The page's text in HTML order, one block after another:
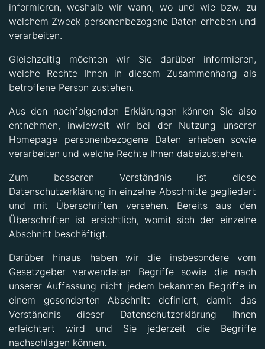
informieren, weshalb wir wann, wo und wie bzw. zu
welchem Zweck personenbezogene Daten erheben und
verarbeiten.
Gleichzeitig möchten wir Sie darüber informieren,
welche Rechte Ihnen in diesem Zusammenhang als
betroffene Person zustehen.
Aus den nachfolgenden Erklärungen können Sie also
entnehmen, inwieweit wir bei der Nutzung unserer
Homepage personenbezogene Daten erheben sowie
verarbeiten und welche Rechte Ihnen dabeizustehen.
Zum besseren Verständnis ist diese
Datenschutzerklärung in einzelne Abschnitte gegliedert
und mit Überschriften versehen. Bereits aus den
Überschriften ist ersichtlich, womit sich der einzelne
Abschnitt beschäftigt.
Darüber hinaus haben wir die insbesondere vom
Gesetzgeber verwendeten Begriffe sowie die nach
unserer Auffassung nicht jedem bekannten Begriffe in
einem gesonderten Abschnitt definiert, damit das
Verständnis dieser Datenschutzerklärung Ihnen
erleichtert wird und Sie jederzeit die Begriffe
nachschlagen können.